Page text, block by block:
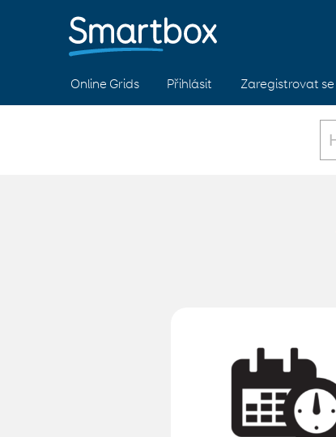
Online Grids Přihlásit Zaregistrovat se